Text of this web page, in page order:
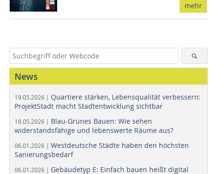
mehr
News
19.05.2026 | Quartiere stärken, Lebensqualität verbessern:
ProjektStadt macht Stadtentwicklung sichtbar
18.05.2026 | Blau-Grünes Bauen: Wie sehen
widerstandsfähige und lebenswerte Räume aus?
06.01.2026 | Westdeutsche Städte haben den höchsten
Sanierungsbedarf
06.01.2026 | Gebäudetyp E: Einfach bauen heißt digital